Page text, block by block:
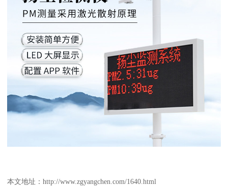
本文地址： http://www.zgyangchen.com/1640.html